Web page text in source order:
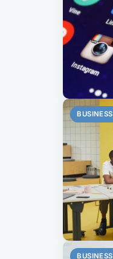
BUSINESS
BUSINESS